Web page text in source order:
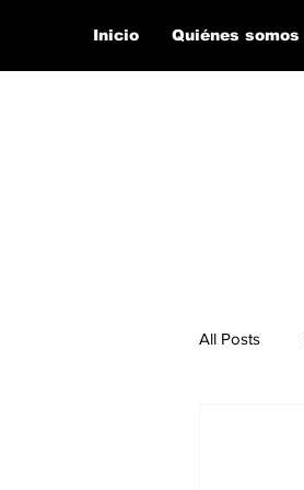
Inicio Quiénes somos
All Posts